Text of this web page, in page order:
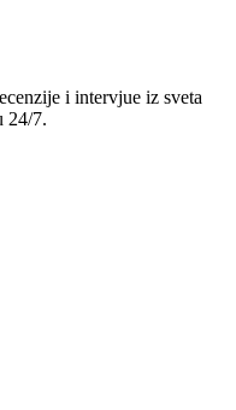
i intervjue iz sveta
24/7.